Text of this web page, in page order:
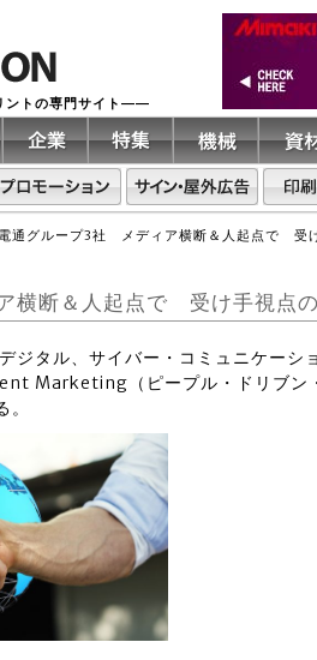
ントの専門サイト――
電通グループ3社 メディア横断＆人起点で 受
横断＆人起点で 受け手視点
ジタル、サイバー・コミュニケーシ
Marketing（ピープル・ドリブン